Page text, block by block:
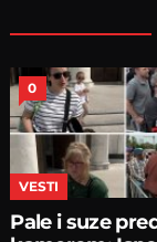
0
VESTI
Pale i suze